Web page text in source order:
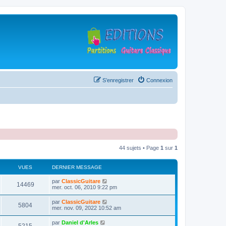
Connexion
S’enregistrer
44 sujets • Page 1 sur 1
VUES DERNIER MESSAGE
14469V
u
D
e
i
e
r
m
par ClassicGuitare
mer. oct. 06, 2010 9:22 pm
5804V
u
D
e
par ClassicGuitare
mer. nov. 09, 2022 10:52 am
D
par Daniel d'Arles